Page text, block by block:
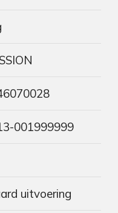
001999999
uitvoering